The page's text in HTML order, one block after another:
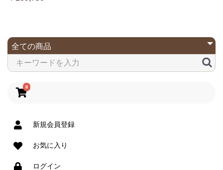
0
新規会員登録
お気に入り
ログイン